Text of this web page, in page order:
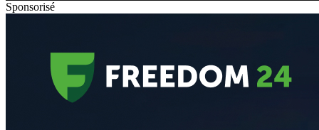
Sponsorisé